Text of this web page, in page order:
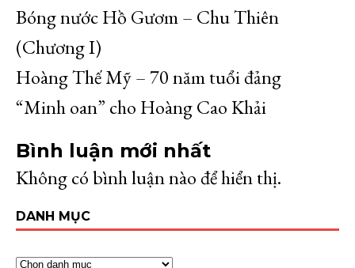
Bóng nước Hồ Gươm – Chu Thiên
(Chương I)
Hoàng Thế Mỹ – 70 năm tuổi đảng
“Minh oan” cho Hoàng Cao Khải
Bình luận mới nhất
Không có bình luận nào để hiển thị.
DANH MỤC